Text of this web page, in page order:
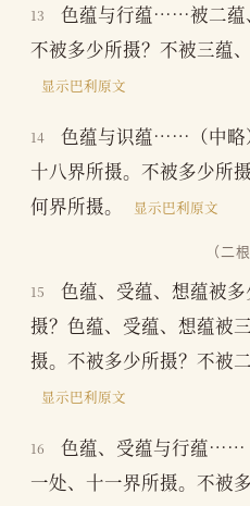
13
色蕴与行蕴……被二蕴
不被多少所摄？不被三蕴
显示巴利原文
14
色蕴与识蕴……（中略
十八界所摄。不被多少所
何界所摄。
显示巴利原文
（二
15
色蕴、受蕴、想蕴被
摄？色蕴、受蕴、想蕴被
摄。不被多少所摄？不被
显示巴利原文
16
色蕴、受蕴与行蕴
一处、十一界所摄。不被